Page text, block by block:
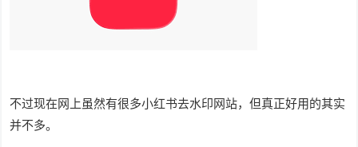
不过现在网上虽然有很多小红书去水印网站，但真正好用的其实
并不多。